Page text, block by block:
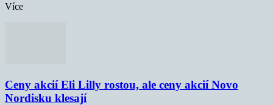
Více
Ceny akcií Eli Lilly rostou, ale ceny akcií Novo
Nordisku klesají